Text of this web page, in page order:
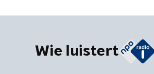
Wie luistert